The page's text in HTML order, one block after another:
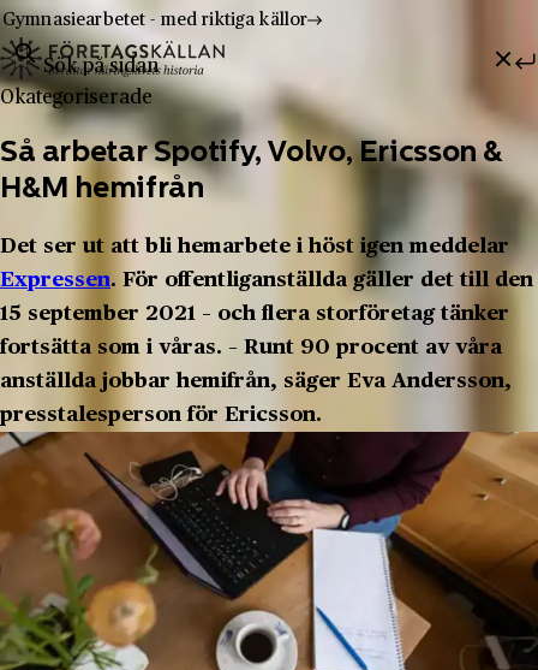
Hoppa till innehåll
Till innehåll
Gymnasiearbetet - med riktiga källor
Sök efter:
Okategoriserade
Så arbetar Spotify, Volvo, Ericsson &
H&M hemifrån
Det ser ut att bli hemarbete i höst igen meddelar
Expressen. För offentliganställda gäller det till den
15 september 2021 – och flera storföretag tänker
fortsätta som i våras. – Runt 90 procent av våra
anställda jobbar hemifrån, säger Eva Andersson,
presstalesperson för Ericsson.